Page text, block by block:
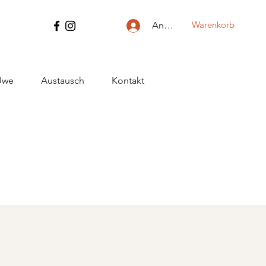
AnmeldenWarenkorb
Austausch Kontakt